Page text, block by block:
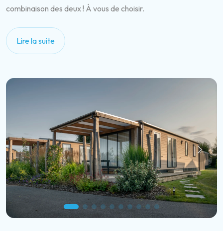
combinaison des deux ! À vous de choisir.
Lire la suite